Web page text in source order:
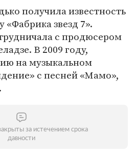
получила известность
«Фабрика звезд 7».
с продюсером
В 2009 году,
на музыкальном
с песней «Мамо»,
за истечением срока
давности